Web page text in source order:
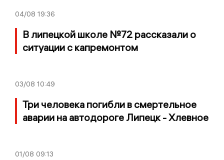
04/08 19:36
В липецкой школе №72 рассказали о
ситуации с капремонтом
03/08 10:49
Три человека погибли в смертельное
аварии на автодороге Липецк - Хлевное
01/08 09:13